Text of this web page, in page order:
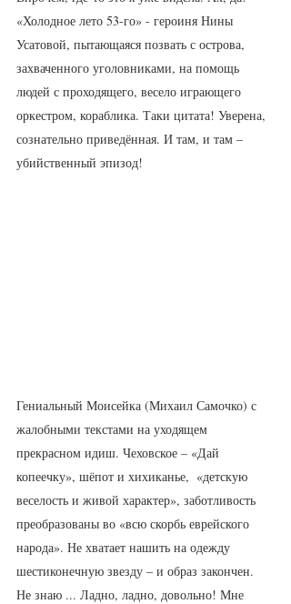
«Холодное лето 53-го» - героиня Нины
Усатовой, пытающаяся позвать с острова,
захваченного уголовниками, на помощь
людей с проходящего, весело играющего
оркестром, кораблика. Таки цитата! Уверена,
сознательно приведённая. И там, и там –
убийственный эпизод!
Гениальный Моисейка (Михаил Самочко) с
жалобными текстами на уходящем
прекрасном идиш. Чеховское – «Дай
копеечку», шёпот и хихиканье,  «детскую
веселость и живой характер», заботливость
преобразованы во «всю скорбь еврейского
народа». Не хватает нашить на одежду
шестиконечную звезду – и образ закончен.
Не знаю ... Ладно, ладно, довольно! Мне